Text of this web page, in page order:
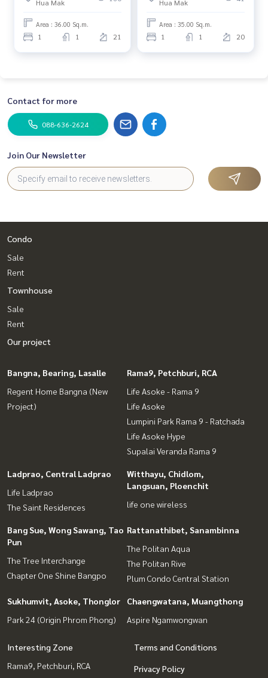
Hua Mak
Area : 36.00 Sq.m.
1 1 21
Hua Mak
Area : 35.00 Sq.m.
1 1 20
Contact for more
088-636-2624
Join Our Newsletter
Condo
Sale
Rent
Townhouse
Sale
Rent
Our project
Bangna, Bearing, Lasalle
Regent Home Bangna (New
Project)
Rama9, Petchburi, RCA
Life Asoke - Rama 9
Life Asoke
Lumpini Park Rama 9 - Ratchada
Life Asoke Hype
Supalai Veranda Rama 9
Ladprao, Central Ladprao
Life Ladprao
The Saint Residences
Witthayu, Chidlom,
Langsuan, Ploenchit
life one wireless
Bang Sue, Wong Sawang, Tao
Pun
The Tree Interchange
Chapter One Shine Bangpo
Rattanathibet, Sanambinna
The Politan Aqua
The Politan Rive
Plum Condo Central Station
Sukhumvit, Asoke, Thonglor
Park 24 (Origin Phrom Phong)
Chaengwatana, Muangthong
Aspire Ngamwongwan
Interesting Zone
Rama9, Petchburi, RCA
Terms and Conditions
Privacy Policy